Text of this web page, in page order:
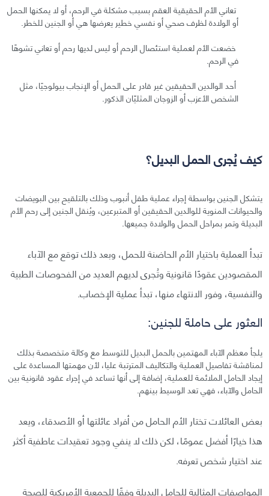
تعاني الأم الحقيقية العقم بسبب مشكلة في الرحم، أو لا يمكنها الحمل
أو الولادة لظرف صحي أو نفسي خطير يعرضها هي أو الجنين للخطر.
خضعت الأم لعملية استئصال الرحم أو ليس لديها رحم أو تعاني تشوهًا
في الرحم.
أحد الوالدين الحقيقين غير قادر على الحمل أو الإنجاب بيولوجيًا، مثل
الشخص الأعزب أو الزوجان المثليّان الذكور.
كيف يُجرى الحمل البديل؟
يتشكل الجنين بواسطة إجراء عملية طفل أنبوب وذلك بالتلقيح بين البويضات
والحيوانات المنوية للوالدين الحقيقين أو المتبرعين، ويُنقل الجنين إلى رحم الأم
البديلة وتمر بمراحل الحمل والولادة جميعها.
تبدأ العملية باختيار الأم الحاضنة للحمل، وبعد ذلك توقع مع الآباء
المقصودين عقودًا قانونية وتُجرى لديهم العديد من الفحوصات الطبية
والنفسية، وفور الانتهاء منها، تبدأ عملية الإخصاب.
العثور على حاملة للجنين:
يلجأ معظم الآباء المهتمين بالحمل البديل للتوسط مع وكالة متخصصة بذلك
لمناقشة تفاصيل العملية والتكاليف المترتبة عليا، لأن مهمتها المساعدة على
إيجاد الحامل الملائمة للعملية، إضافة إلى أنها تساعد في إجراء عقود قانونية بين
الحامل والآباء، فهي تعد الوسيط بينهم.
بعض العائلات تختار الأم الحامل من أفراد عائلتها أو الأصدقاء، ويعد
هذا خيارًا أفضل عمومًا، لكن ذلك لا ينفي وجود تعقيدات عاطفية أكثر
عند اختيار شخص تعرفه.
المواصفات المثالية للحامل البديلة وفقًا للجمعية الأمريكية للصحة